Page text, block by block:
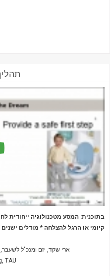
בתוכנית: המסע מטכנולוגיה ייחודית
קיומי או הרגל להצלחה * מודלים
ארי שקד, יזם ומנכ"ל
TAU